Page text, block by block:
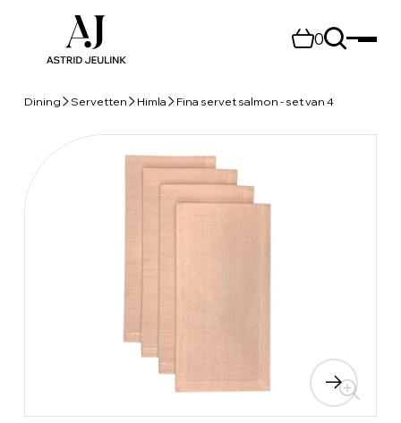
0
Dining Servetten Himla Fina servet salmon - set van 4